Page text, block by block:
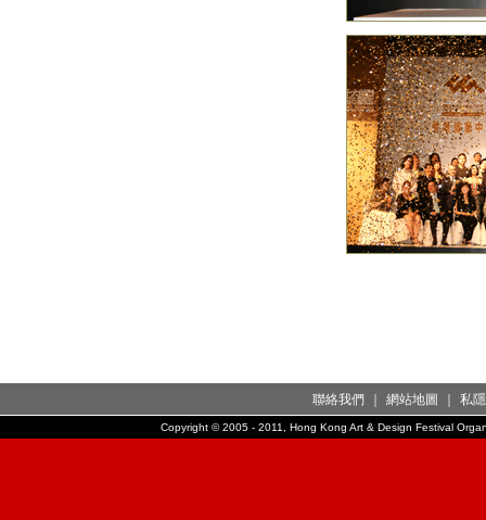
聯絡我們 網站地圖 私
Copyright © 2005 - 2011, Hong Kong Art & Design Festival